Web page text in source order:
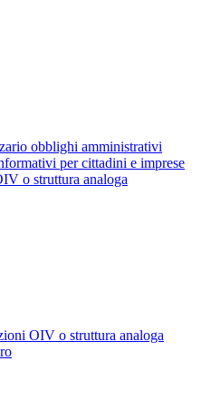
obblighi amministrativi
per cittadini e imprese
o struttura analoga
OIV o struttura analoga